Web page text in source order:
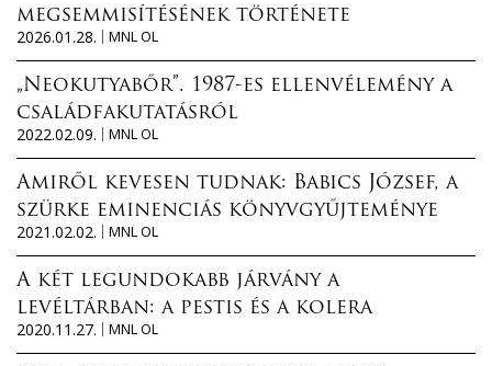
megsemmisítésének története
2026.01.28.
MNL OL
„Neokutyabőr”. 1987-es ellenvélemény a
családfakutatásról
2022.02.09.
MNL OL
Amiről kevesen tudnak: Babics József, a
szürke eminenciás könyvgyűjteménye
2021.02.02.
MNL OL
A két legundokabb járvány a
levéltárban: a pestis és a kolera
2020.11.27.
MNL OL